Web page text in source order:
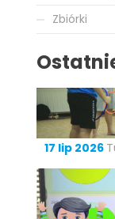
Zbiórki
17 lip 2026